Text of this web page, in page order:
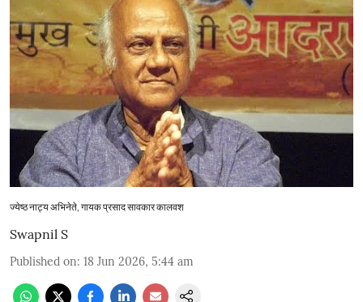
ज्येष्ठ नाट्य अभिनेते, गायक प्रसाद सावकार कालवश
Swapnil S
Published on: 18 Jun 2026, 5:44 am